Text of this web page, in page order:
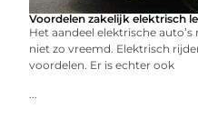
Voordelen zakelijk elektrisch
Het aandeel elektrische
niet zo vreemd. Elektrisch
voordelen. Er is echter ook
...